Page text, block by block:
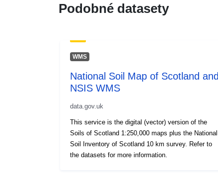
Podobné datasety
WMS
National Soil Map of Scotland and
NSIS WMS
data.gov.uk
This service is the digital (vector) version of the
Soils of Scotland 1:250,000 maps plus the National
Soil Inventory of Scotland 10 km survey. Refer to
the datasets for more information.